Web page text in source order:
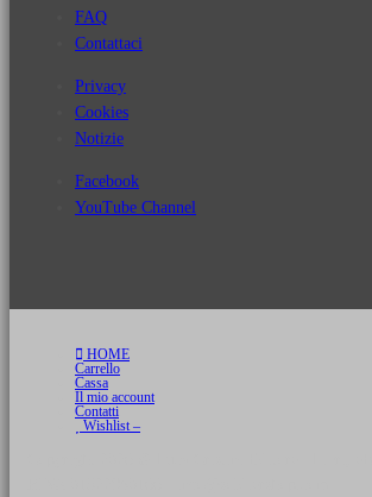
FAQ
Contattaci
Privacy
Cookies
Notizie
Facebook
YouTube Channel
HOME
Carrello
Cassa
Il mio account
Contatti
Wishlist –